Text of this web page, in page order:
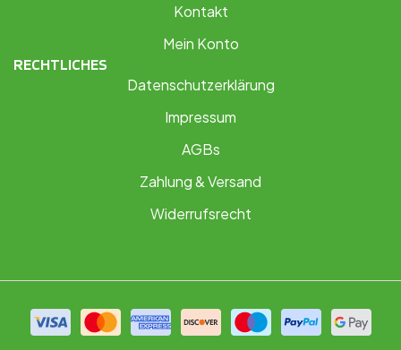
Kontakt
Mein Konto
RECHTLICHES
Datenschutzerklärung
Impressum
AGBs
Zahlung & Versand
Widerrufsrecht